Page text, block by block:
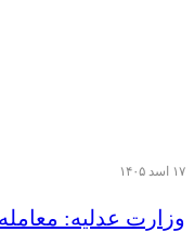
۱۷ اسد ۱۴۰۵
وزارت عدلیه: